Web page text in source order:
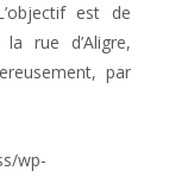
est de
rue d’Aligre,
par
wp-